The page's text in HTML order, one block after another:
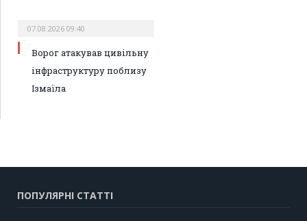
07.08.2026 09:40
Ворог атакував цивільну
інфраструктуру поблизу
Ізмаїла
ПОПУЛЯРНІ СТАТТІ